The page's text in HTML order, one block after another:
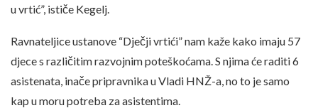
u vrtić”, ističe Kegelj.
Ravnateljice ustanove “Dječji vrtići” nam kaže kako imaju 57
djece s različitim razvojnim poteškoćama. S njima će raditi 6
asistenata, inače pripravnika u Vladi HNŽ-a, no to je samo
kap u moru potreba za asistentima.